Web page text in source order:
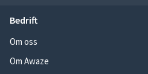
Bedrift
Om oss
Om Awaze